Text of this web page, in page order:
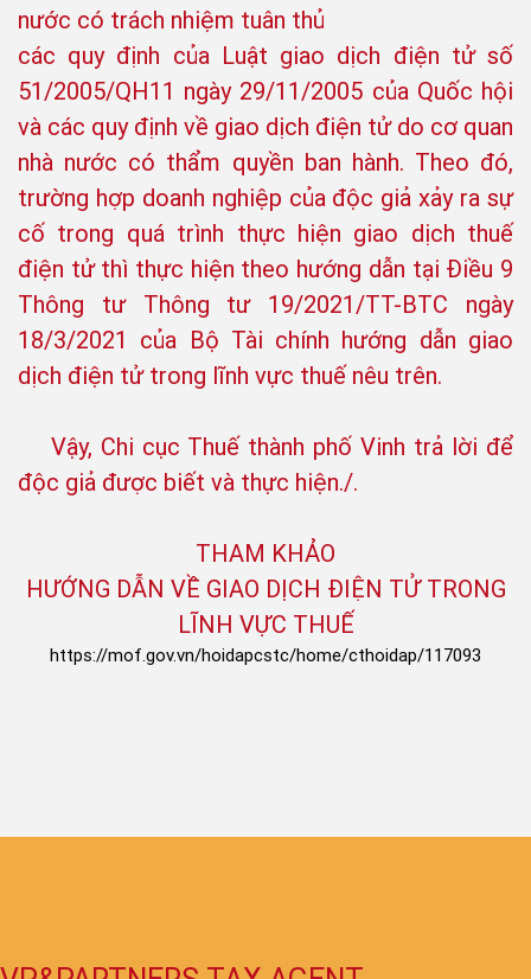
nước có trách nhiệm tuân thủ
các quy định của Luật giao dịch điện tử số
51/2005/QH11 ngày 29/11/2005 của Quốc hội
và các quy định về giao dịch điện tử do cơ quan
nhà nước có thẩm quyền ban hành. Theo đó,
trường hợp doanh nghiệp của độc giả xảy ra sự
cố trong quá trình thực hiện giao dịch thuế
điện tử thì thực hiện theo hướng dẫn tại Điều 9
Thông tư Thông tư 19/2021/TT-BTC ngày
18/3/2021 của Bộ Tài chính hướng dẫn giao
dịch điện tử trong lĩnh vực thuế nêu trên.
Vậy, Chi cục Thuế thành phố Vinh trả lời để
độc giả được biết và thực hiện./.
THAM KHẢO
HƯỚNG DẪN VỀ GIAO DỊCH ĐIỆN TỬ TRONG
LĨNH VỰC THUẾ
https://mof.gov.vn/hoidapcstc/home/cthoidap/117093